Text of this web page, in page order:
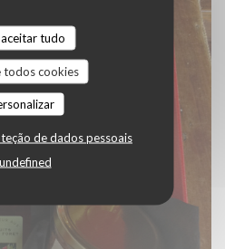
tudo
todos cookies
de dados pessoais
undefined